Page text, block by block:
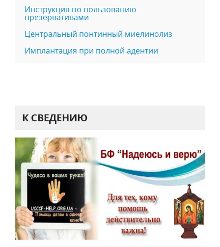
Инструкция по пользованию
презервативами
Центральный понтинный миелинолиз
Имплантация при полной адентии
К СВЕДЕНИЮ